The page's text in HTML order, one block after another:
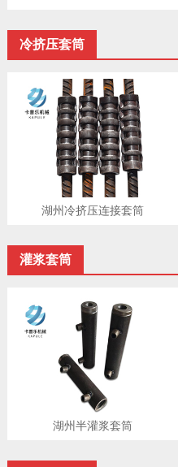
冷挤压套筒
湖州冷挤压连接套筒
灌浆套筒
湖州半灌浆套筒